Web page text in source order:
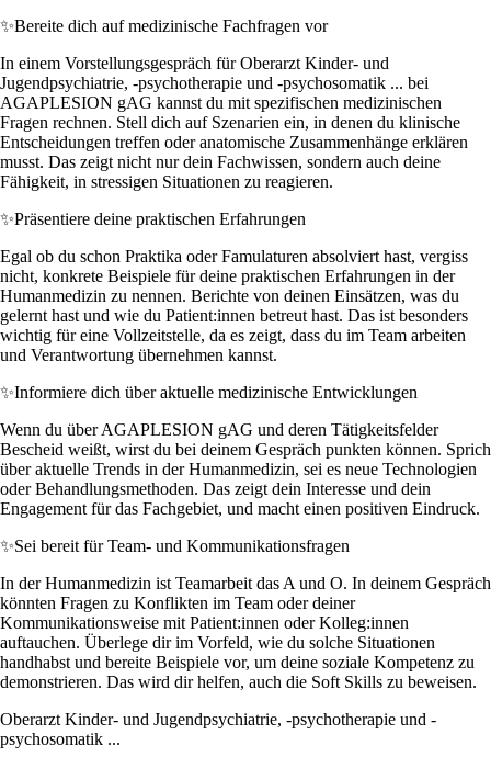
✨Bereite dich auf medizinische Fachfragen vor
In einem Vorstellungsgespräch für Oberarzt Kinder- und
Jugendpsychiatrie, -psychotherapie und -psychosomatik ... bei
AGAPLESION gAG kannst du mit spezifischen medizinischen
Fragen rechnen. Stell dich auf Szenarien ein, in denen du klinische
Entscheidungen treffen oder anatomische Zusammenhänge erklären
musst. Das zeigt nicht nur dein Fachwissen, sondern auch deine
Fähigkeit, in stressigen Situationen zu reagieren.
✨Präsentiere deine praktischen Erfahrungen
Egal ob du schon Praktika oder Famulaturen absolviert hast, vergiss
nicht, konkrete Beispiele für deine praktischen Erfahrungen in der
Humanmedizin zu nennen. Berichte von deinen Einsätzen, was du
gelernt hast und wie du Patient:innen betreut hast. Das ist besonders
wichtig für eine Vollzeitstelle, da es zeigt, dass du im Team arbeiten
und Verantwortung übernehmen kannst.
✨Informiere dich über aktuelle medizinische Entwicklungen
Wenn du über AGAPLESION gAG und deren Tätigkeitsfelder
Bescheid weißt, wirst du bei deinem Gespräch punkten können. Sprich
über aktuelle Trends in der Humanmedizin, sei es neue Technologien
oder Behandlungsmethoden. Das zeigt dein Interesse und dein
Engagement für das Fachgebiet, und macht einen positiven Eindruck.
✨Sei bereit für Team- und Kommunikationsfragen
In der Humanmedizin ist Teamarbeit das A und O. In deinem Gespräch
könnten Fragen zu Konflikten im Team oder deiner
Kommunikationsweise mit Patient:innen oder Kolleg:innen
auftauchen. Überlege dir im Vorfeld, wie du solche Situationen
handhabst und bereite Beispiele vor, um deine soziale Kompetenz zu
demonstrieren. Das wird dir helfen, auch die Soft Skills zu beweisen.
Oberarzt Kinder- und Jugendpsychiatrie, -psychotherapie und -
psychosomatik ...